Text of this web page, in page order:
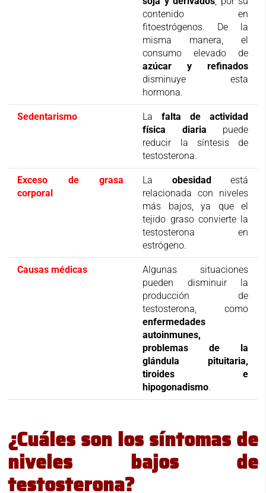
contenido en
fitoestrógenos. De la
misma manera, el
consumo elevado de
azúcar y refinados
disminuye esta
hormona.
Sedentarismo Lafalta de actividad
física diaria puede
reducir la síntesis de
testosterona.
Exceso de grasa
corporal
La obesidadestá
relacionada con niveles
más bajos, ya que el
tejido graso convierte la
testosterona en
estrógeno.
Causas médicas
Algunas situaciones
pueden disminuir la
producción de
testosterona, como
enfermedades
autoinmunes,
problemas de la
glándula pituitaria,
tiroides e
hipogonadismo.
¿Cuáles son los síntomas de
niveles bajos de
testosterona?